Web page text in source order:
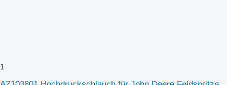
1